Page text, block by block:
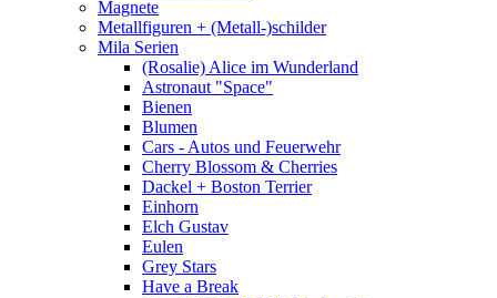
Magnete
Metallfiguren + (Metall-)schilder
Mila Serien
(Rosalie) Alice im Wunderland
Astronaut "Space"
Bienen
Blumen
Cars - Autos und Feuerwehr
Cherry Blossom & Cherries
Dackel + Boston Terrier
Einhorn
Elch Gustav
Eulen
Grey Stars
Have a Break